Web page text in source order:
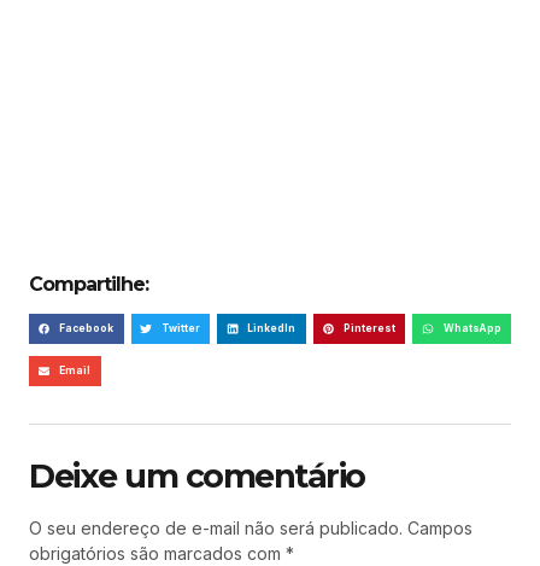
Compartilhe:
Facebook Twitter LinkedIn Pinterest WhatsApp
Email
Deixe um comentário
O seu endereço de e-mail não será publicado. Campos
obrigatórios são marcados com *